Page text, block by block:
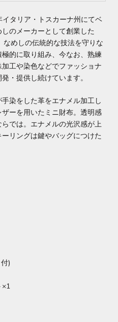
タリア・トスカーナ州にてベ
のメーカーとして創業した
めしの伝統的な技法を守りな
的に取り組み、今なお、熟練
工や染色などでファッショナ
・提供し続けています。
染をした革をエナメル加工し
ーを用いたミニ財布。透明感
では。エナメルの光沢感が上
リングは鍵やバッグにつけた
)
×1